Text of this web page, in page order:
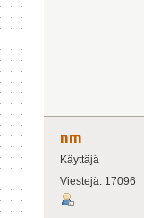
nm
Käyttäjä
Viestejä: 17096